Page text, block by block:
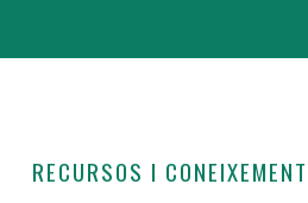
RECURSOS I CONEIXEMENT